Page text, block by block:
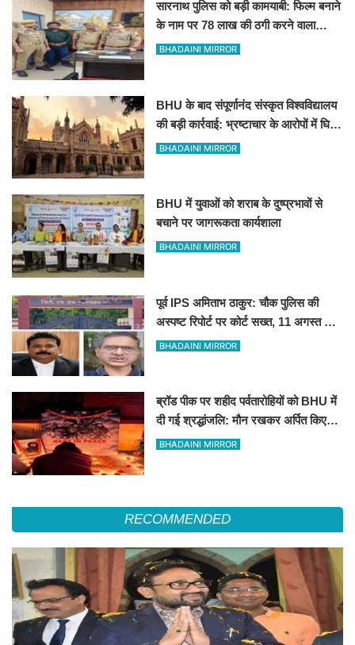
सारनाथ पुलिस को बड़ी कामयाबी: फिल्म बनाने
के नाम पर 78 लाख की ठगी करने वाला
शातिर मुंबई से गिरफ्तार
BHADAINI MIRROR
BHU के बाद संपूर्णानंद संस्कृत विश्वविद्यालय
की बड़ी कार्रवाई: भ्रष्टाचार के आरोपों में घिरे
प्रो. ब्रजभूषण ओझा सभी निकायों से
BHADAINI MIRROR
BHU में युवाओं को शराब के दुष्प्रभावों से
बचाने पर जागरूकता कार्यशाला
BHADAINI MIRROR
पूर्व IPS अमिताभ ठाकुर: चौक पुलिस की
अस्पष्ट रिपोर्ट पर कोर्ट सख्त, 11 अगस्त को
मांगी स्पष्ट जांच आख्या
BHADAINI MIRROR
ब्रॉड पीक पर शहीद पर्वतारोहियों को BHU में
दी गई श्रद्धांजलि: मौन रखकर अर्पित किए
पुष्प
BHADAINI MIRROR
RECOMMENDED